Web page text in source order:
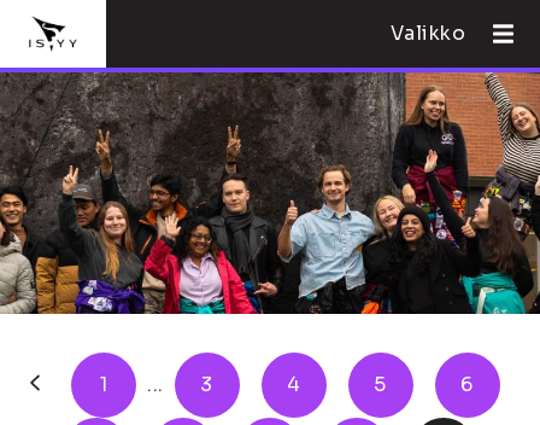
Valikko
1 ... 3 4 5 6